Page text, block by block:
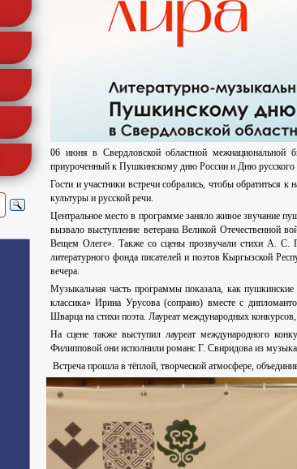
06 июня в Свердловской областной межнациональной
приуроченный к Пушкинскому дню России и Дню русского
Гости и участники встречи собрались, чтобы обратиться
культуры и русской речи.
Центральное место в программе заняло живое звучание
вызвало выступление ветерана Великой Отечественной
Вещем Олеге». Также со сцены прозвучали стихи А. С.
литературного фонда писателей и поэтов Кыргызской
вечера.
Музыкальная часть программы показала, как
классика» Ирина Урусова (сопрано) вместе с
Шварца на стихи поэта. Лауреат международных
На сцене также выступил лауреат международного
Филипповой они исполнили романс Г. Свиридова из
Встреча прошла в тёплой, творческой атмосфере,